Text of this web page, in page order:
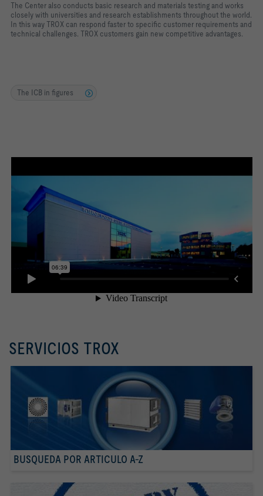
The Center also conducts basic research and materials testing and works
closely with universities and research establishments throughout the world.
In this way TROX can respond faster to specific customer requirements and
technical challenges. TROX customers gain new competitive advantages.
The ICB in figures
SERVICIOS TROX
BUSQUEDA POR ARTICULO A-Z